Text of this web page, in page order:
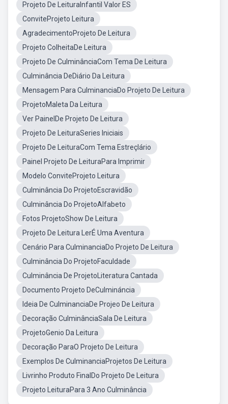
Projeto De LeituraInfantil Valor ES
ConviteProjeto Leitura
AgradecimentoProjeto De Leitura
Projeto ColheitaDe Leitura
Projeto De CulminânciaCom Tema De Leitura
Culminância DeDiário Da Leitura
Mensagem Para CulminanciaDo Projeto De Leitura
ProjetoMaleta Da Leitura
Ver PainelDe Projeto De Leitura
Projeto De LeituraSeries Iniciais
Projeto De LeituraCom Tema Estreçlário
Painel Projeto De LeituraPara Imprimir
Modelo ConviteProjeto Leitura
Culminância Do ProjetoEscravidão
Culminância Do ProjetoAlfabeto
Fotos ProjetoShow De Leitura
Projeto De Leitura LerÉ Uma Aventura
Cenário Para CulminanciaDo Projeto De Leitura
Culminância Do ProjetoFaculdade
Culminância De ProjetoLiteratura Cantada
Documento Projeto DeCulmináncia
Ideia De CulminanciaDe Projeo De Leitura
Decoração CulminânciaSala De Leitura
ProjetoGenio Da Leitura
Decoração ParaO Projeto De Leitura
Exemplos De CulminanciaProjetos De Leitura
Livrinho Produto FinalDo Projeto De Leitura
Projeto LeituraPara 3 Ano Culminância